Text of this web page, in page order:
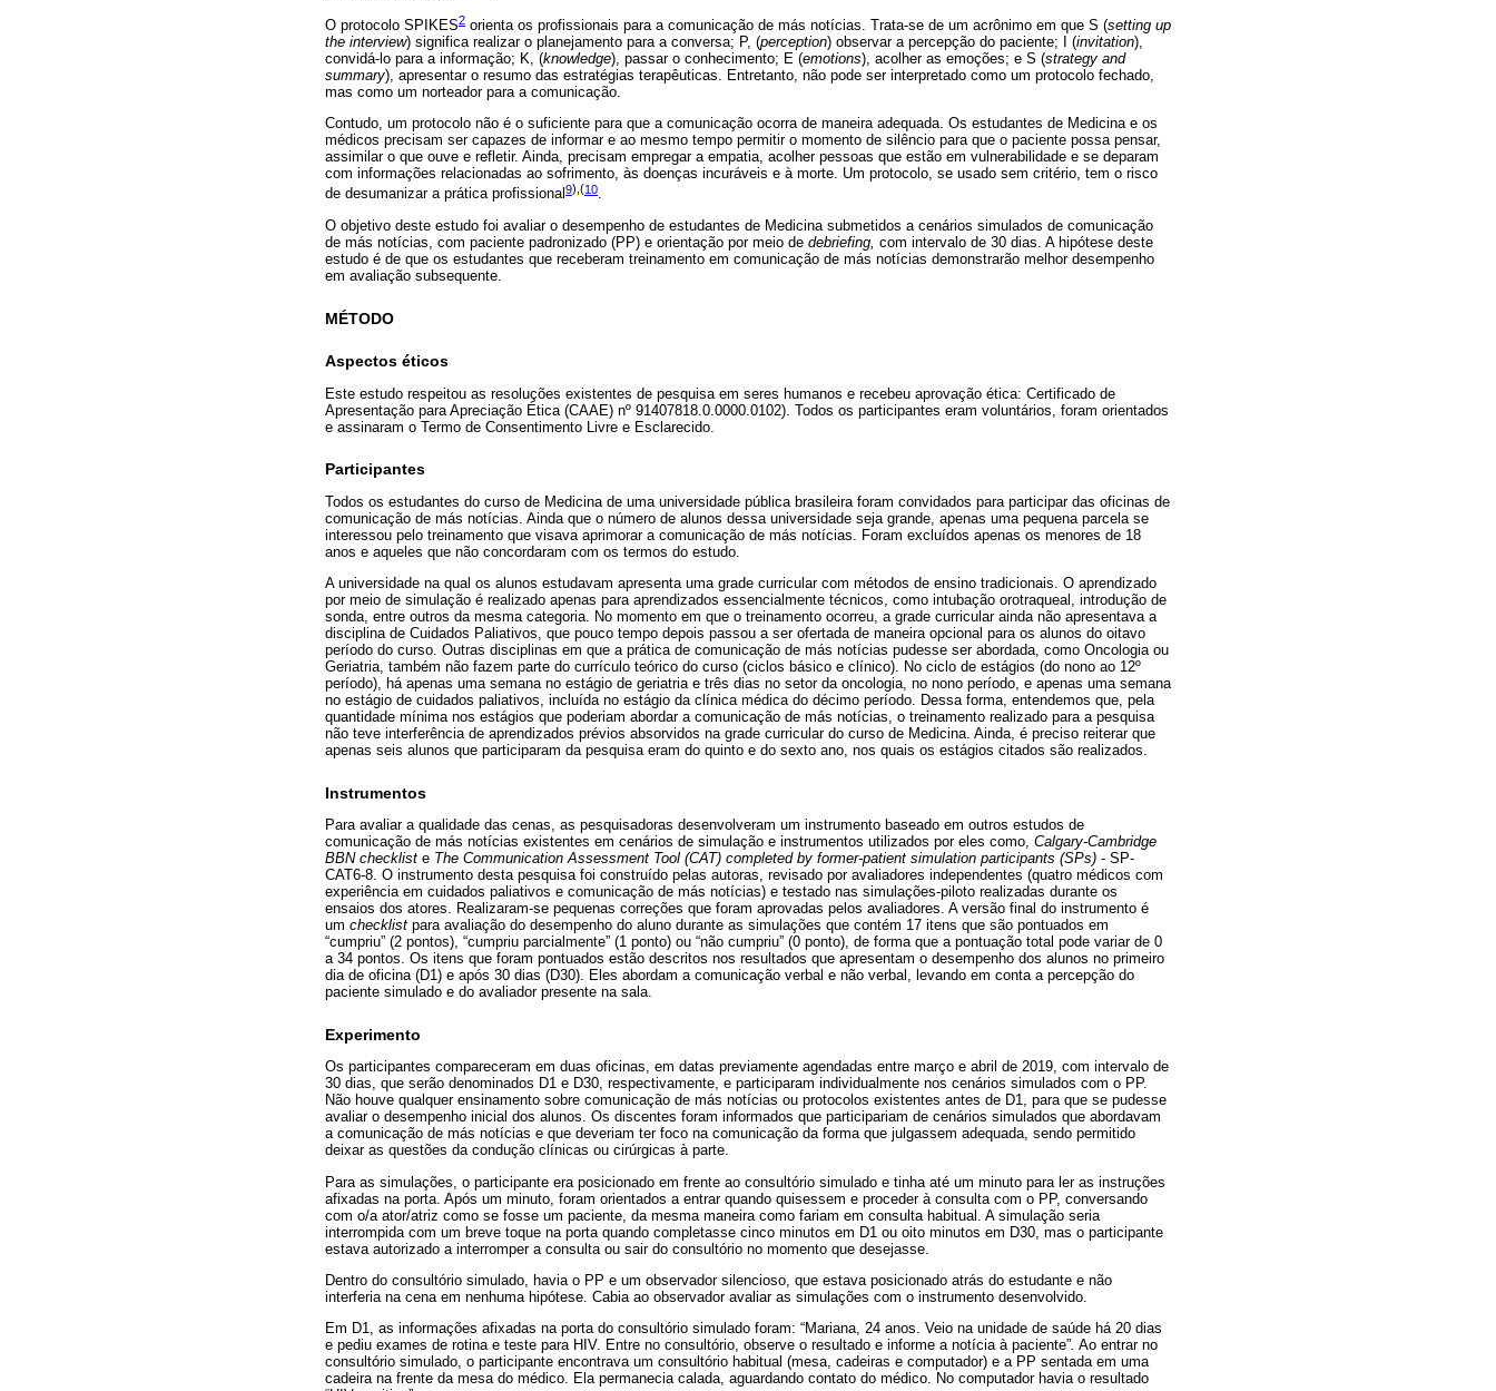
O protocolo SPIKES2 orienta os profissionais para a comunicação de más notícias. Trata-se de um acrônimo em que S (setting up
the interview) significa realizar o planejamento para a conversa; P, (perception) observar a percepção do paciente; I (invitation),
convidá-lo para a informação; K, (knowledge), passar o conhecimento; E (emotions), acolher as emoções; e S (strategy and
summary), apresentar o resumo das estratégias terapêuticas. Entretanto, não pode ser interpretado como um protocolo fechado,
mas como um norteador para a comunicação.
Contudo, um protocolo não é o suficiente para que a comunicação ocorra de maneira adequada. Os estudantes de Medicina e os
médicos precisam ser capazes de informar e ao mesmo tempo permitir o momento de silêncio para que o paciente possa pensar,
assimilar o que ouve e refletir. Ainda, precisam empregar a empatia, acolher pessoas que estão em vulnerabilidade e se deparam
com informações relacionadas ao sofrimento, às doenças incuráveis e à morte. Um protocolo, se usado sem critério, tem o risco
de desumanizar a prática profissional9),(10.
O objetivo deste estudo foi avaliar o desempenho de estudantes de Medicina submetidos a cenários simulados de comunicação
de más notícias, com paciente padronizado (PP) e orientação por meio de debriefing, com intervalo de 30 dias. A hipótese deste
estudo é de que os estudantes que receberam treinamento em comunicação de más notícias demonstrarão melhor desempenho
em avaliação subsequente.
MÉTODO
Aspectos éticos
Este estudo respeitou as resoluções existentes de pesquisa em seres humanos e recebeu aprovação ética: Certificado de
Apresentação para Apreciação Ética (CAAE) nº 91407818.0.0000.0102). Todos os participantes eram voluntários, foram orientados
e assinaram o Termo de Consentimento Livre e Esclarecido.
Participantes
Todos os estudantes do curso de Medicina de uma universidade pública brasileira foram convidados para participar das oficinas de
comunicação de más notícias. Ainda que o número de alunos dessa universidade seja grande, apenas uma pequena parcela se
interessou pelo treinamento que visava aprimorar a comunicação de más notícias. Foram excluídos apenas os menores de 18
anos e aqueles que não concordaram com os termos do estudo.
A universidade na qual os alunos estudavam apresenta uma grade curricular com métodos de ensino tradicionais. O aprendizado
por meio de simulação é realizado apenas para aprendizados essencialmente técnicos, como intubação orotraqueal, introdução de
sonda, entre outros da mesma categoria. No momento em que o treinamento ocorreu, a grade curricular ainda não apresentava a
disciplina de Cuidados Paliativos, que pouco tempo depois passou a ser ofertada de maneira opcional para os alunos do oitavo
período do curso. Outras disciplinas em que a prática de comunicação de más notícias pudesse ser abordada, como Oncologia ou
Geriatria, também não fazem parte do currículo teórico do curso (ciclos básico e clínico). No ciclo de estágios (do nono ao 12º
período), há apenas uma semana no estágio de geriatria e três dias no setor da oncologia, no nono período, e apenas uma semana
no estágio de cuidados paliativos, incluída no estágio da clínica médica do décimo período. Dessa forma, entendemos que, pela
quantidade mínima nos estágios que poderiam abordar a comunicação de más notícias, o treinamento realizado para a pesquisa
não teve interferência de aprendizados prévios absorvidos na grade curricular do curso de Medicina. Ainda, é preciso reiterar que
apenas seis alunos que participaram da pesquisa eram do quinto e do sexto ano, nos quais os estágios citados são realizados.
Instrumentos
Para avaliar a qualidade das cenas, as pesquisadoras desenvolveram um instrumento baseado em outros estudos de
comunicação de más notícias existentes em cenários de simulação e instrumentos utilizados por eles como, Calgary-Cambridge
BBN checklist e The Communication Assessment Tool (CAT) completed by former-patient simulation participants (SPs) - SP-
CAT6-8. O instrumento desta pesquisa foi construído pelas autoras, revisado por avaliadores independentes (quatro médicos com
experiência em cuidados paliativos e comunicação de más notícias) e testado nas simulações-piloto realizadas durante os
ensaios dos atores. Realizaram-se pequenas correções que foram aprovadas pelos avaliadores. A versão final do instrumento é
um checklist para avaliação do desempenho do aluno durante as simulações que contém 17 itens que são pontuados em
“cumpriu” (2 pontos), “cumpriu parcialmente” (1 ponto) ou “não cumpriu” (0 ponto), de forma que a pontuação total pode variar de 0
a 34 pontos. Os itens que foram pontuados estão descritos nos resultados que apresentam o desempenho dos alunos no primeiro
dia de oficina (D1) e após 30 dias (D30). Eles abordam a comunicação verbal e não verbal, levando em conta a percepção do
paciente simulado e do avaliador presente na sala.
Experimento
Os participantes compareceram em duas oficinas, em datas previamente agendadas entre março e abril de 2019, com intervalo de
30 dias, que serão denominados D1 e D30, respectivamente, e participaram individualmente nos cenários simulados com o PP.
Não houve qualquer ensinamento sobre comunicação de más notícias ou protocolos existentes antes de D1, para que se pudesse
avaliar o desempenho inicial dos alunos. Os discentes foram informados que participariam de cenários simulados que abordavam
a comunicação de más notícias e que deveriam ter foco na comunicação da forma que julgassem adequada, sendo permitido
deixar as questões da condução clínicas ou cirúrgicas à parte.
Para as simulações, o participante era posicionado em frente ao consultório simulado e tinha até um minuto para ler as instruções
afixadas na porta. Após um minuto, foram orientados a entrar quando quisessem e proceder à consulta com o PP, conversando
com o/a ator/atriz como se fosse um paciente, da mesma maneira como fariam em consulta habitual. A simulação seria
interrompida com um breve toque na porta quando completasse cinco minutos em D1 ou oito minutos em D30, mas o participante
estava autorizado a interromper a consulta ou sair do consultório no momento que desejasse.
Dentro do consultório simulado, havia o PP e um observador silencioso, que estava posicionado atrás do estudante e não
interferia na cena em nenhuma hipótese. Cabia ao observador avaliar as simulações com o instrumento desenvolvido.
Em D1, as informações afixadas na porta do consultório simulado foram: “Mariana, 24 anos. Veio na unidade de saúde há 20 dias
e pediu exames de rotina e teste para HIV. Entre no consultório, observe o resultado e informe a notícia à paciente”. Ao entrar no
consultório simulado, o participante encontrava um consultório habitual (mesa, cadeiras e computador) e a PP sentada em uma
cadeira na frente da mesa do médico. Ela permanecia calada, aguardando contato do médico. No computador havia o resultado